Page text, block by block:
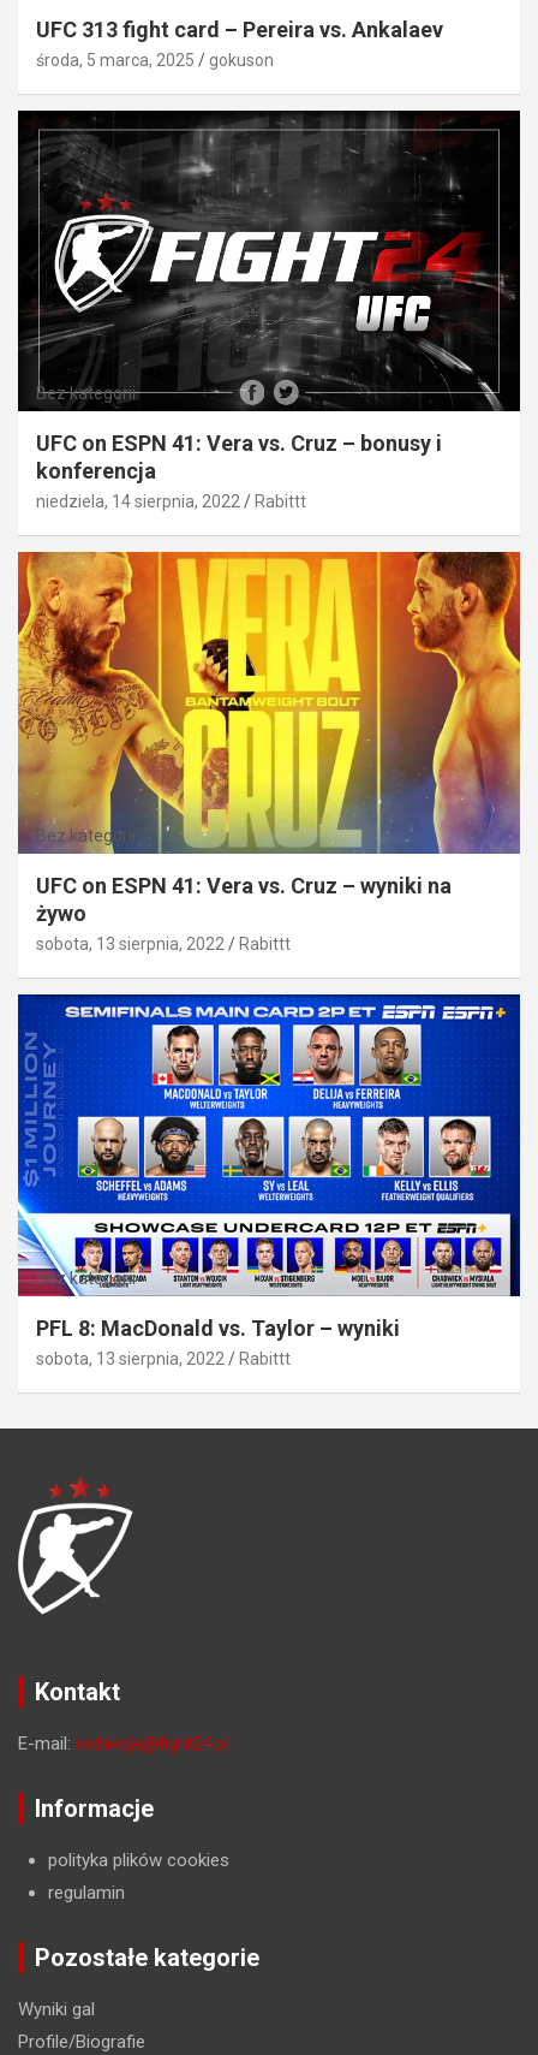
UFC 313 fight card – Pereira vs. Ankalaev
środa, 5 marca, 2025 gokuson
Bez kategorii
UFC on ESPN 41: Vera vs. Cruz – bonusy i
konferencja
niedziela, 14 sierpnia, 2022 Rabittt
Bez kategorii
UFC on ESPN 41: Vera vs. Cruz – wyniki na
żywo
sobota, 13 sierpnia, 2022 Rabittt
Bez kategorii
PFL 8: MacDonald vs. Taylor – wyniki
sobota, 13 sierpnia, 2022 Rabittt
Kontakt
E-mail: redakcja@fight24.pl
Informacje
polityka plików cookies
regulamin
Pozostałe kategorie
Wyniki gal
Profile/Biografie